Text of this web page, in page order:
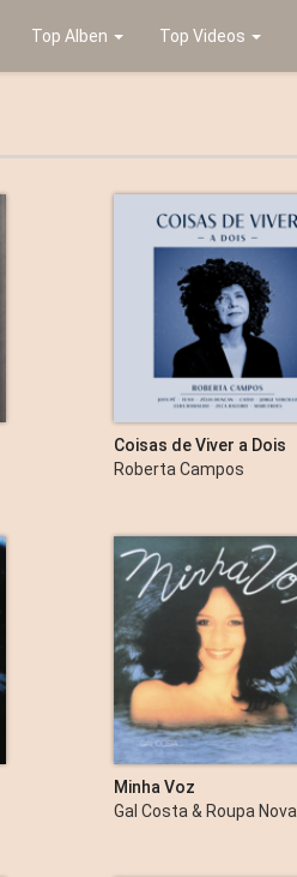
Top Alben Top Videos
Coisas de Viver a Dois
Roberta Campos
Minha Voz
Gal Costa & Roupa Nova